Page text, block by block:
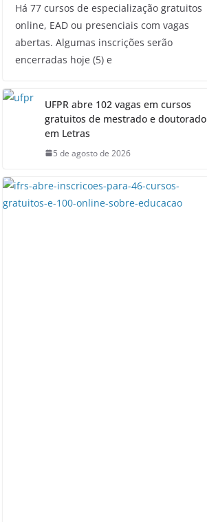
Há 77 cursos de especialização gratuitos
online, EAD ou presenciais com vagas
abertas. Algumas inscrições serão
encerradas hoje (5) e
UFPR abre 102 vagas em cursos
gratuitos de mestrado e doutorado
em Letras
5 de agosto de 2026